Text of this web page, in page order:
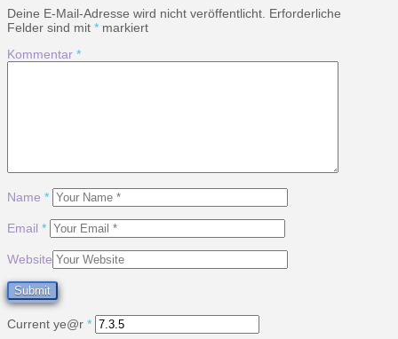
Deine E-Mail-Adresse wird nicht veröffentlicht. Erforderliche
Felder sind mit * markiert
Kommentar *
Name *
Email *
Website
Current ye@r *